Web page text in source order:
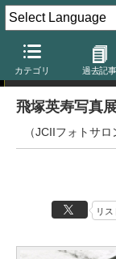
カテゴリ 過去記事
写真展
飛塚英寿写真
（JCIIフォトサロ
リス